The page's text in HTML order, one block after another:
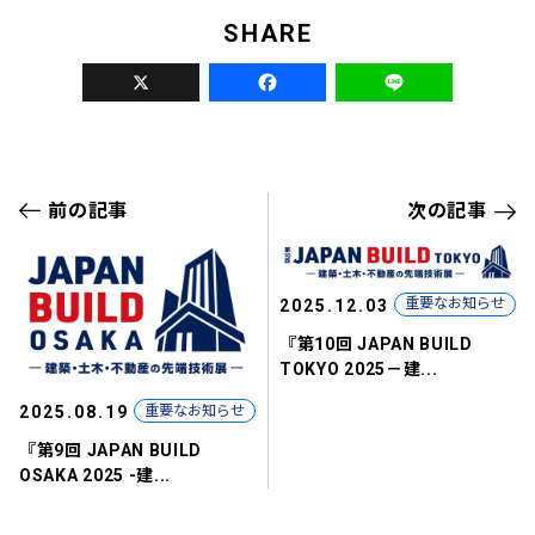
前の記事
2025.08.19 重要なお知らせ
『第9回 JAPAN BUILD
OSAKA 2025 -建...
次の記事
2025.12.03 重要なお知らせ
『第10回 JAPAN BUILD
TOKYO 2025－建...